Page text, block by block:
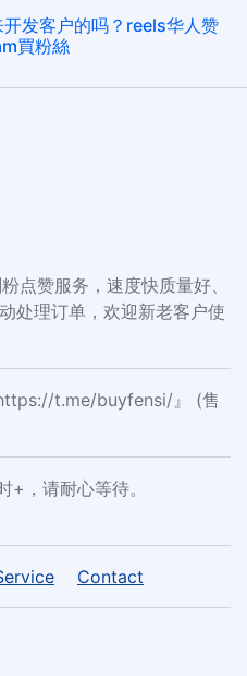
发客户的吗？reels华人赞
買粉絲
点赞服务，速度快质量好、
处理订单，欢迎新老客户使
t.me/buyfensi/』 (售
+，请耐心等待。
Contact